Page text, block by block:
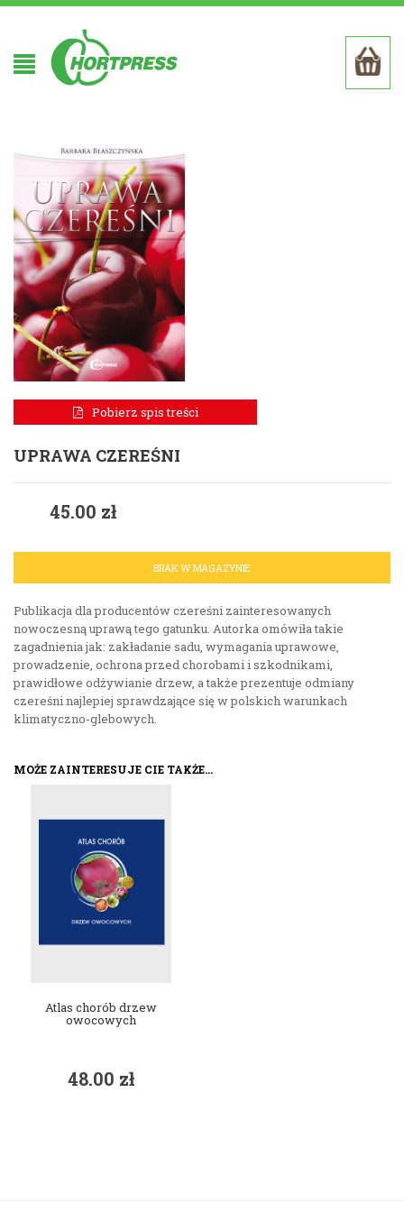
Pobierz spis treści
UPRAWA CZEREŚNI
45.00 zł
BRAK W MAGAZYNIE
Publikacja dla producentów czereśni zainteresowanych
nowoczesną uprawą tego gatunku. Autorka omówiła takie
zagadnienia jak: zakładanie sadu, wymagania uprawowe,
prowadzenie, ochrona przed chorobami i szkodnikami,
prawidłowe odżywianie drzew, a także prezentuje odmiany
czereśni najlepiej sprawdzające się w polskich warunkach
klimatyczno-glebowych.
MOŻE ZAINTERESUJE CIE TAKŻE…
Atlas chorób drzew
owocowych
48.00 zł